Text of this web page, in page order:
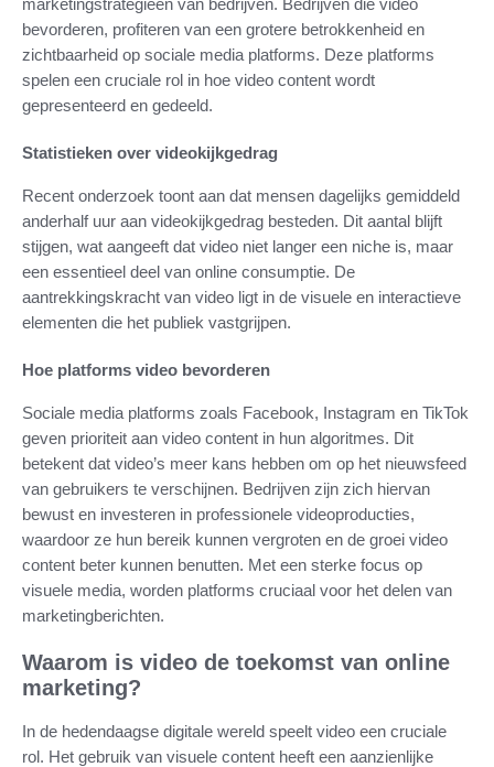
bevorderen, profiteren van een grotere betrokkenheid en
zichtbaarheid op sociale media platforms. Deze platforms
spelen een cruciale rol in hoe video content wordt
gepresenteerd en gedeeld.
Statistieken over videokijkgedrag
Recent onderzoek toont aan dat mensen dagelijks gemiddeld
anderhalf uur aan videokijkgedrag besteden. Dit aantal blijft
stijgen, wat aangeeft dat video niet langer een niche is, maar
een essentieel deel van online consumptie. De
aantrekkingskracht van video ligt in de visuele en interactieve
elementen die het publiek vastgrijpen.
Hoe platforms video bevorderen
Sociale media platforms zoals Facebook, Instagram en TikTok
geven prioriteit aan video content in hun algoritmes. Dit
betekent dat video’s meer kans hebben om op het nieuwsfeed
van gebruikers te verschijnen. Bedrijven zijn zich hiervan
bewust en investeren in professionele videoproducties,
waardoor ze hun bereik kunnen vergroten en de groei video
content beter kunnen benutten. Met een sterke focus op
visuele media, worden platforms cruciaal voor het delen van
marketingberichten.
Waarom is video de toekomst van online
marketing?
In de hedendaagse digitale wereld speelt video een cruciale
rol. Het gebruik van visuele content heeft een aanzienlijke